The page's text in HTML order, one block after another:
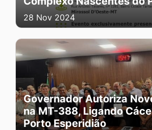
28 Nov 2024
Governador Autoriza
na MT-388, Ligando
Porto Esperidião